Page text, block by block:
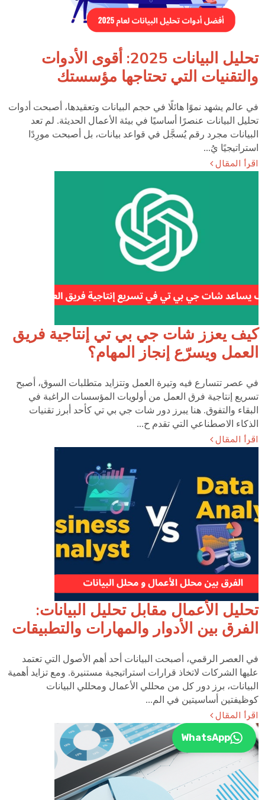
تحليل البيانات 2025: أقوى الأدوات
والتقنيات التي تحتاجها مؤسستك
في عالم يشهد نموًا هائلًا في حجم البيانات وتعقيدها، أصبحت أدوات
تحليل البيانات عنصرًا أساسيًا في بيئة الأعمال الحديثة. لم تعد
البيانات مجرد رقم يُسجَّل في قواعد بيانات، بل أصبحت مورِدًا
استراتيجيًا يُ...
اقرأ المقال
كيف يعزز شات جي بي تي إنتاجية فريق
العمل ويسرّع إنجاز المهام؟
في عصر تتسارع فيه وتيرة العمل وتتزايد متطلبات السوق، أصبح
تسريع إنتاجية فرق العمل من أولويات المؤسسات الراغبة في
البقاء والتفوق. هنا يبرز دور شات جي بي تي كأحد أبرز تقنيات
الذكاء الاصطناعي التي تقدم ح...
اقرأ المقال
تحليل الأعمال مقابل تحليل البيانات:
الفرق بين الأدوار والمهارات والتطبيقات
في العصر الرقمي، أصبحت البيانات أحد أهم الأصول التي تعتمد
عليها الشركات لاتخاذ قرارات استراتيجية مستنيرة. ومع تزايد أهمية
البيانات، برز دور كل من محللي الأعمال ومحللي البيانات
كوظيفتين أساسيتين في الم...
اقرأ المقال
WhatsApp